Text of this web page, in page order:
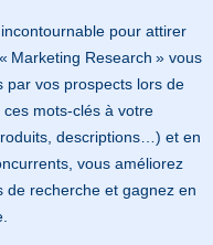
pour attirer
Marketing Research » vous
par vos prospects lors de
mots-clés à votre
descriptions…) et en
vous améliorez
de recherche et gagnez en